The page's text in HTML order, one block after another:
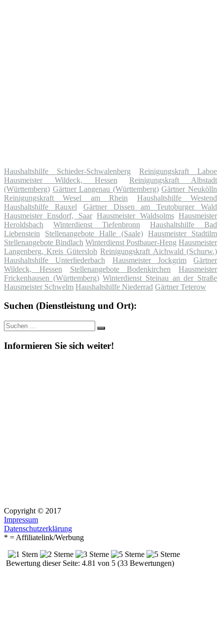
Haushaltshilfe Schieder-Schwalenberg
Reinigungskraft Laboe
Hausmeister Wildeck, Hessen
Reinigungskraft Albstadt
(Württemberg) Gärtner Langenau (Württemberg) Gärtner Neukölln
Reinigungskraft Wesel am Rhein
Haushaltshilfe Westend
Haushaltshilfe Rauxel
Gärtner Dissen am Teutoburger Wald
Hausmeister Ensdorf, Saar Hausmeister Waldsolms Hausmeister
Heroldsbach
Winterdienst Tiefenbronn
Haushaltshilfe Bad
Liebenstein
Stellenangebote Halle (Saale)
Hausmeister Stadtilm
Stellenangebote Bindlach Winterdienst Postbauer-Heng Hausmeister
Langenberg, Kreis Gütersloh Reinigungskraft Aichwald (Schurw.)
Haushaltshilfe Unterliederbach
Hausmeister Jockgrim
Gärtner
Wildeck, Hessen
Stellenangebote Bodenkirchen
Hausmeister
Frickenhausen (Württemberg) Winterdienst Steinau an der Straße
Hausmeister Schwelm Haushaltshilfe Niederrad Gärtner Teterow
Suchen (Dienstleistung und Ort):
Suche
nach:
Suchen
Informieren Sie sich weiter!
Copyright © 2017
Impressum
Datenschutzerklärung
* = Affiliatelink/Werbung
Bewertung dieser Seite: 4.81 von 5 (33 Bewertungen)